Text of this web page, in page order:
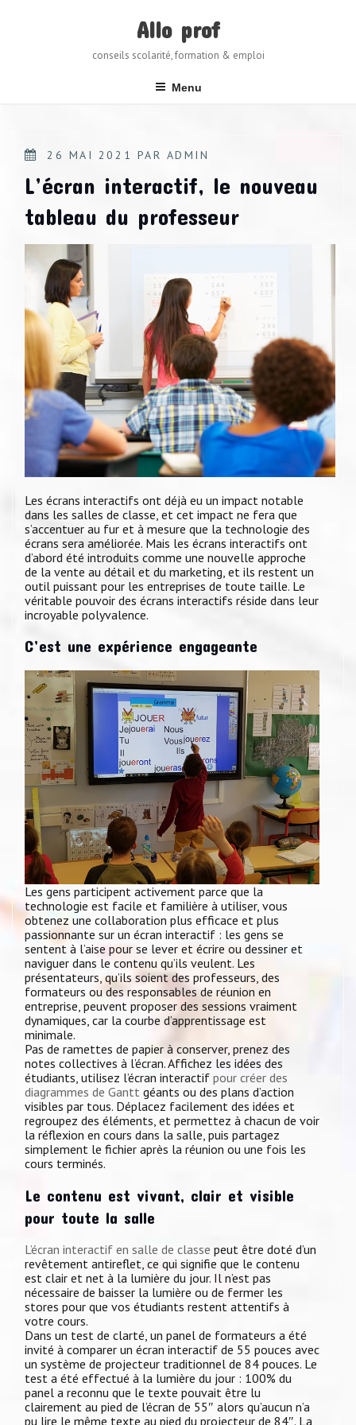
Allo prof
conseils scolarité, formation & emploi
Menu
POSTED
26 MAI 2021 PAR ADMIN
L’écran interactif, le nouveau
tableau du professeur
Les écrans interactifs ont déjà eu un impact notable
dans les salles de classe, et cet impact ne fera que
s’accentuer au fur et à mesure que la technologie des
écrans sera améliorée. Mais les écrans interactifs ont
d’abord été introduits comme une nouvelle approche
de la vente au détail et du marketing, et ils restent un
outil puissant pour les entreprises de toute taille. Le
véritable pouvoir des écrans interactifs réside dans leur
incroyable polyvalence.
C’est une expérience engageante
Les gens participent activement parce que la
technologie est facile et familière à utiliser, vous
obtenez une collaboration plus efficace et plus
passionnante sur un écran interactif : les gens se
sentent à l’aise pour se lever et écrire ou dessiner et
naviguer dans le contenu qu’ils veulent. Les
présentateurs, qu’ils soient des professeurs, des
formateurs ou des responsables de réunion en
entreprise, peuvent proposer des sessions vraiment
dynamiques, car la courbe d’apprentissage est
minimale.
Pas de ramettes de papier à conserver, prenez des
notes collectives à l’écran. Affichez les idées des
étudiants, utilisez l’écran interactif pour créer des
diagrammes de Gantt géants ou des plans d’action
visibles par tous. Déplacez facilement des idées et
regroupez des éléments, et permettez à chacun de voir
la réflexion en cours dans la salle, puis partagez
simplement le fichier après la réunion ou une fois les
cours terminés.
Le contenu est vivant, clair et visible
pour toute la salle
L’écran interactif en salle de classe peut être doté d’un
revêtement antireflet, ce qui signifie que le contenu
est clair et net à la lumière du jour. Il n’est pas
nécessaire de baisser la lumière ou de fermer les
stores pour que vos étudiants restent attentifs à
votre cours.
Dans un test de clarté, un panel de formateurs a été
invité à comparer un écran interactif de 55 pouces avec
un système de projecteur traditionnel de 84 pouces. Le
test a été effectué à la lumière du jour : 100% du
panel a reconnu que le texte pouvait être lu
clairement au pied de l’écran de 55″ alors qu’aucun n’a
pu lire le même texte au pied du projecteur de 84″. La